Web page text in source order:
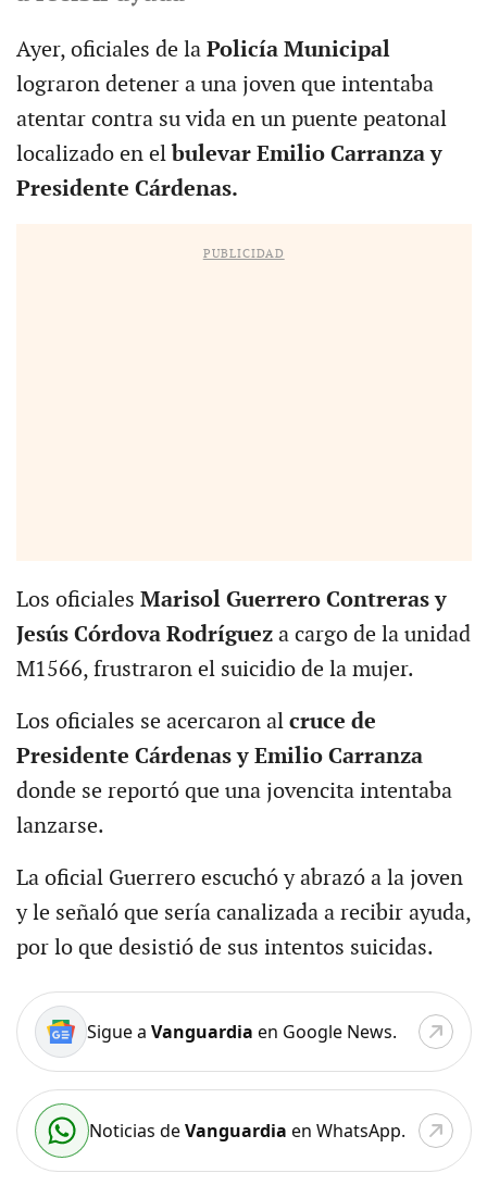
Ayer, oficiales de la Policía Municipal
lograron detener a una joven que intentaba
atentar contra su vida en un puente peatonal
localizado en elbulevar Emilio Carranza y
Presidente Cárdenas.
PUBLICIDAD
Los oficiales Marisol Guerrero Contreras y
Jesús Córdova Rodrígueza cargo de la unidad
M1566, frustraron el suicidio de la mujer.
Los oficiales se acercaron al cruce de
Presidente Cárdenas y Emilio Carranza
donde se reportó que una jovencita intentaba
lanzarse.
La oficial Guerrero escuchó y abrazó a la joven
y le señaló que sería canalizada a recibir ayuda,
por lo que desistió de sus intentos suicidas.
Sigue a Vanguardia en Google News.
Noticias deVanguardia en WhatsApp.